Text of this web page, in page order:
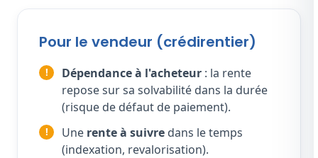
Pour le vendeur (crédirentier)
Dépendance à l'acheteur : la rente
repose sur sa solvabilité dans la durée
(risque de défaut de paiement).
Une rente à suivre dans le temps
(indexation, revalorisation).